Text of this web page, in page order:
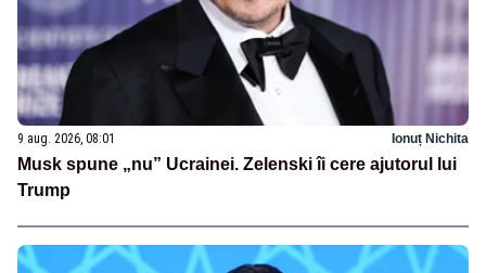
9 aug. 2026, 08:01 Ionuț Nichita
Musk spune „nu” Ucrainei. Zelenski îi cere ajutorul lui
Trump